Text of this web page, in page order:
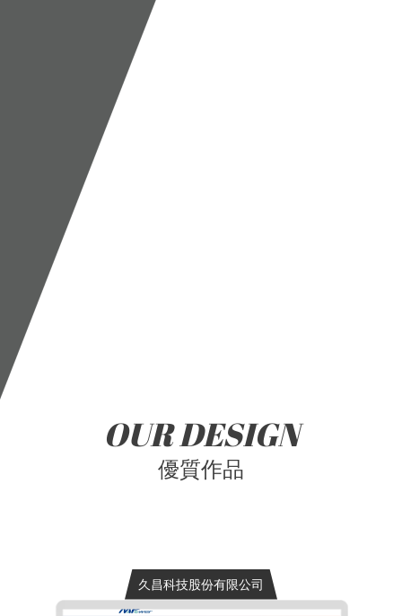
OUR DESIGN
優質作品
久昌科技股份有限公司